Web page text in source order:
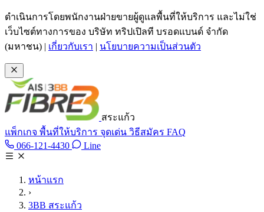
ข้ามไปเนื้อหาหลัก
ดำเนินการโดยพนักงานฝ่ายขายผู้ดูแลพื้นที่ให้บริการ และไม่ใช่
เว็บไซต์ทางการของ บริษัท ทริปเปิลที บรอดแบนด์ จำกัด
(มหาชน) | เกี่ยวกับเรา | นโยบายความเป็นส่วนตัว
สระแก้ว
แพ็กเกจ พื้นที่ให้บริการ จุดเด่น วิธีสมัคร FAQ
066-121-4430 โทร 066-121-4430
LineLine @tan3bb
หน้าแรก
›
3BB สระแก้ว